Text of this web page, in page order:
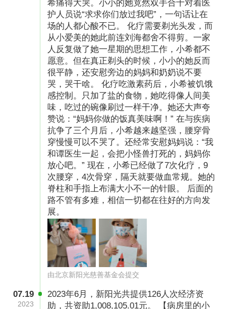
希痛得大哭。小小的她竟然双手合十对着医
护人员说“求求你们放过我吧”，一句话让在
场的人都心酸不已。 化疗需要剃光头发，而
从小爱美的她此前连刘海都舍不得剪。一家
人反复做了她一星期的思想工作，小希都不
愿意。但在真正剃头的时候，小小的她反而
很平静，还安慰旁边的妈妈和奶奶说不要
哭，哭干啥。 化疗吃激素药后，小希被饥饿
感控制。只加了盐的食物，她吃得像人间美
味，吃过的碗像刷过一样干净。她还大声夸
赞说：“妈妈你做的饭真美味啊！” 在与疾病
抗争了三个月后，小希越来越坚强，腰穿骨
穿慢慢可以不哭了。还经常安慰妈妈说：“我
和谭医生一起，会把小怪兽打死的，妈妈你
放心吧。” 现在，小希已经做了7次化疗，9
次腰穿，4次骨穿，隔天就要做血常规。她的
脊柱和手指上布满大小不一的针眼。 后面的
路不管有多难，相信一切都在往好的方向发
展。
由北京新阳光慈善基金会提交
07.19
2023
2023年6月，新阳光共提供126人次经济资
助，共资助1,008,105.01元。 【病房里的小